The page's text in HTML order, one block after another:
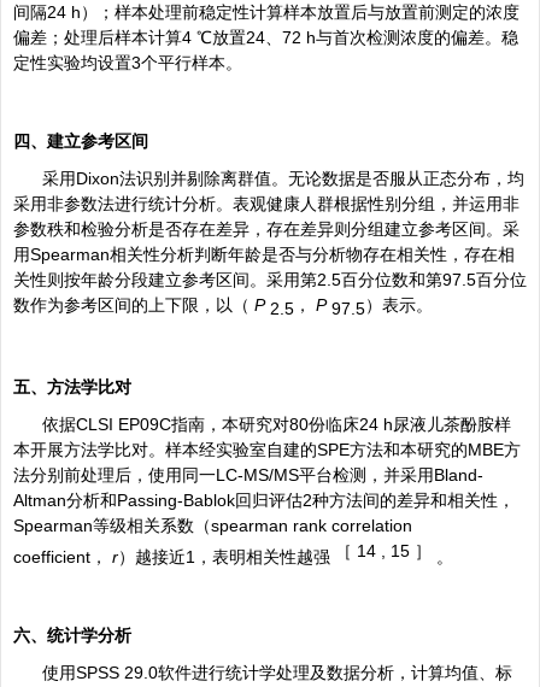
间隔24 h）；样本处理前稳定性计算样本放置后与放置前测定的浓度
偏差；处理后样本计算4 ℃放置24、72 h与首次检测浓度的偏差。稳
定性实验均设置3个平行样本。
四、建立参考区间
采用Dixon法识别并剔除离群值。无论数据是否服从正态分布，均
采用非参数法进行统计分析。表观健康人群根据性别分组，并运用非
参数秩和检验分析是否存在差异，存在差异则分组建立参考区间。采
用Spearman相关性分析判断年龄是否与分析物存在相关性，存在相
关性则按年龄分段建立参考区间。采用第2.5百分位数和第97.5百分位
数作为参考区间的上下限，以（ P 2.5 ， P 97.5）表示。
五、方法学比对
依据CLSI EP09C指南，本研究对80份临床24 h尿液儿茶酚胺样
本开展方法学比对。样本经实验室自建的SPE方法和本研究的MBE方
法分别前处理后，使用同一LC-MS/MS平台检测，并采用Bland-
Altman分析和Passing-Bablok回归评估2种方法间的差异和相关性，
Spearman等级相关系数（spearman rank correlation
coefficient， r）越接近1，表明相关性越强 ［ 14 , 15 ］ 。
六、统计学分析
使用SPSS 29.0软件进行统计学处理及数据分析，计算均值、标